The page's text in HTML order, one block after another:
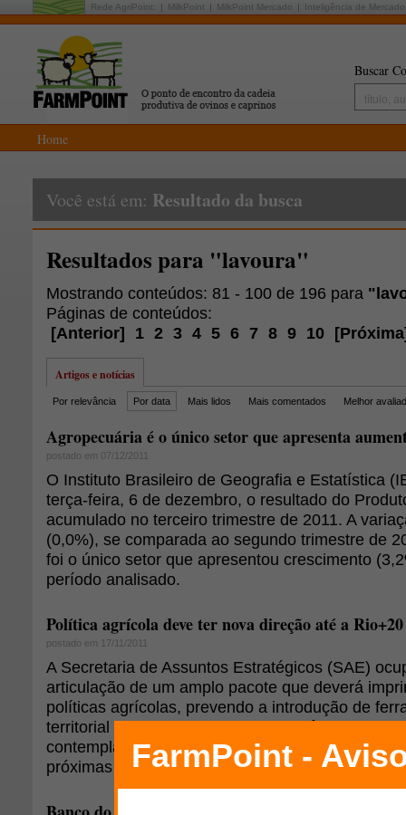
Rede AgriPoint: MilkPoint MilkPoint Mercado Inteligência de Mercado
Buscar
Home
Você está em: Resultado da busca
Resultados para "lavoura"
Mostrando conteúdos: 81 - 100 de 196 para
Páginas de conteúdos:
[Anterior] 1 2 3 4 5 6 7 8 9 10 [Próxima
Artigos e notícias
Por relevância Por data Mais lidos Mais comentados Melhor
Agropecuária é o único setor que apresenta
postado em 07/12/2011
O Instituto Brasileiro de Geografia e Estatística
terça-feira, 6 de dezembro, o resultado do
acumulado no terceiro trimestre de 2011. A
(0,0%), se comparada ao segundo trimestre de
foi o único setor que apresentou crescimento
período analisado.
Política agrícola deve ter nova direção até a Rio+20
postado em 17/11/2011
A Secretaria de Assuntos Estratégicos (SAE)
articulação de um amplo pacote que deverá
políticas agrícolas, prevendo a introdução de
territorial lastreadas em modelos dinâmicos de
contemplando demandas e necessidades do
próximas décadas.